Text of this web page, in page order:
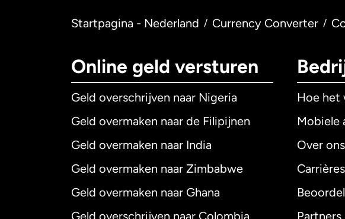
Startpagina - Nederland / Currency Converter /
Online geld versturen
Geld overschrijven naar Nigeria
Geld overmaken naar de Filipijnen
Geld overmaken naar India
Geld overmaken naar Zimbabwe
Geld overmaken naar Ghana
Hoe het
Mobiele
Over ons